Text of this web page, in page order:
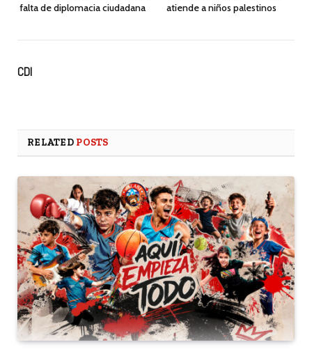
falta de diplomacia ciudadana
atiende a niños palestinos
CDI
RELATED POSTS